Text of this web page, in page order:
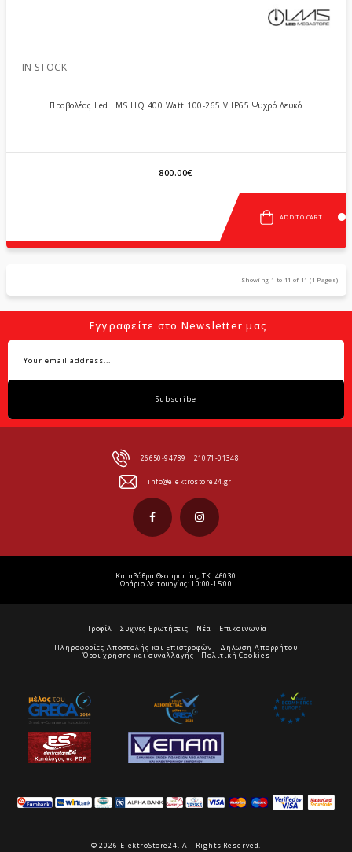
IN STOCK
Προβολέας Led LMS HQ 400 Watt 100-265 V IP65 Ψυχρό Λευκό
800.00€
ADD TO CART
Showing 1 to 11 of 11 (1 Pages)
Εγγραφείτε στο Newsletter μας
Subscribe
26650-94739 21071-01348
info@elektrostore24.gr
Καταβόθρα Θεσπρωτίας, ΤΚ: 46030
Ωράριο Λειτουργίας: 10:00-15:00
Προφίλ Συχνές Ερωτήσεις Νέα
Επικοινωνία
Πληροφορίες Αποστολής και Επιστροφών
Δήλωση Απορρήτου
Όροι χρήσης και συναλλαγής
Πολιτική Cookies
© 2026 ElektroStore24. All Rights Reserved.